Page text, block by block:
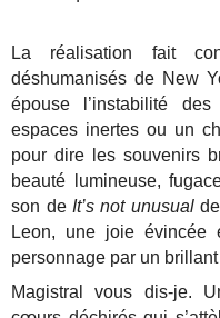
La réalisation fait
déshumanisés de New
épouse l’instabilité
espaces inertes ou un
pour dire les souvenirs
beauté lumineuse,
son de It’s not unusual
Leon, une joie
personnage par un
Magistral vous dis-je.